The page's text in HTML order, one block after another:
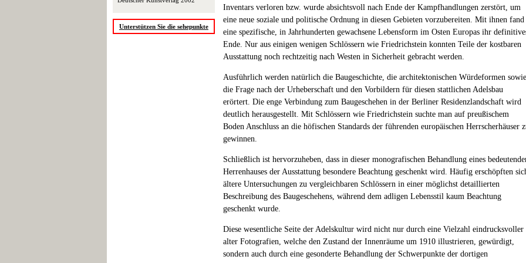
Unterstützen Sie die sehepunkte
Inventars verloren bzw. wurde absichtsvoll nach Ende der Kampfhandlungen zerstört, um
eine neue soziale und politische Ordnung in diesen Gebieten vorzubereiten. Mit ihnen fand
eine spezifische, in Jahrhunderten gewachsene Lebensform im Osten Europas ihr
Ende. Nur aus einigen wenigen Schlössern wie Friedrichstein konnten Teile der kostbaren
Ausstattung noch rechtzeitig nach Westen in Sicherheit gebracht werden.
Ausführlich werden natürlich die Baugeschichte, die architektonischen Würdeformen sowie
die Frage nach der Urheberschaft und den Vorbildern für diesen stattlichen Adelsbau
erörtert. Die enge Verbindung zum Baugeschehen in der Berliner Residenzlandschaft wird
deutlich herausgestellt. Mit Schlössern wie Friedrichstein suchte man auf preußischem
Boden Anschluss an die höfischen Standards der führenden europäischen Herrscherhäuser
gewinnen.
Schließlich ist hervorzuheben, dass in dieser monografischen Behandlung eines
Herrenhauses der Ausstattung besondere Beachtung geschenkt wird. Häufig erschöpften
ältere Untersuchungen zu vergleichbaren Schlössern in einer möglichst detaillierten
Beschreibung des Baugeschehens, während dem adligen Lebensstil kaum Beachtung
geschenkt wurde.
Diese wesentliche Seite der Adelskultur wird nicht nur durch eine Vielzahl eindrucksvoller
alter Fotografien, welche den Zustand der Innenräume um 1910 illustrieren, gewürdigt,
sondern auch durch eine gesonderte Behandlung der Schwerpunkte der dortigen